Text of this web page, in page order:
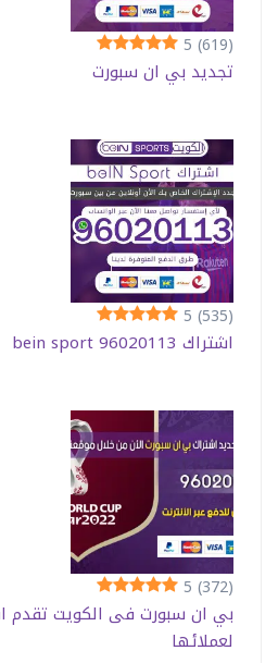
5 (619)
تجديد بي ان سبورت
5 (535)
اشتراك bein sport 96020113
5 (372)
بي ان سبورت فى الكويت تقدم
لعملائها